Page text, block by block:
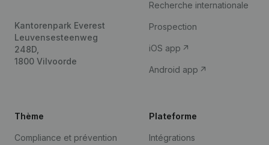
Kantorenpark Everest
Leuvensesteenweg
248D,
1800 Vilvoorde
Recherche internationale
Prospection
iOS app
Android app
Thème
Compliance et prévention
Plateforme
Intégrations